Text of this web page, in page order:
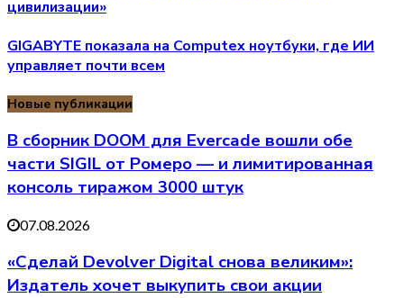
цивилизации»
GIGABYTE показала на Computex ноутбуки, где ИИ
управляет почти всем
Новые публикации
В сборник DOOM для Evercade вошли обе
части SIGIL от Ромеро — и лимитированная
консоль тиражом 3000 штук
07.08.2026
«Сделай Devolver Digital снова великим»:
Издатель хочет выкупить свои акции